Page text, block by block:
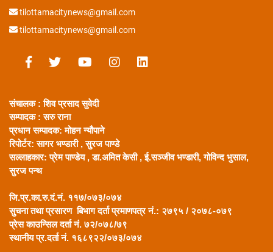
tilottamacitynews@gmail.com
tilottamacitynews@gmail.com
संचालक : शिव प्रसाद सुवेदी
सम्पादक : सरु राना
प्रधान सम्पादक:मोहन न्यौपाने
रिपोर्टर: सागर भण्डारी , सुरज पाण्डे
सल्लाहकार:प्रेम पाण्डेय , डा.अमित केसी , ई.सञ्जीव भण्डारी, गोविन्द भुसाल,
सुरज पन्थ
जि.प्र.का.रु.दं.नं. ११७/०७३/०७४
सुचना तथा प्रसारण बिभाग दर्ता प्रमाणपत्र नं.: २७९५ / २०७८-०७९
प्रेस काउन्सिल दर्ता नं. ७२/०७८/७९
स्थानीय प्र.दर्ता नं. १६८९२२/०७३/०७४